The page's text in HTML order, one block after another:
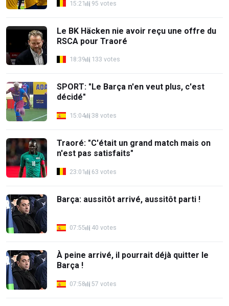
15:21 95 votes
Le BK Häcken nie avoir reçu une offre du
RSCA pour Traoré
18:39 133 votes
SPORT: "Le Barça n'en veut plus, c'est
décidé"
15:04 38 votes
Traoré: "C'était un grand match mais on
n'est pas satisfaits"
23:01 63 votes
Barça: aussitôt arrivé, aussitôt parti !
07:55 40 votes
À peine arrivé, il pourrait déjà quitter le
Barça !
07:58 57 votes